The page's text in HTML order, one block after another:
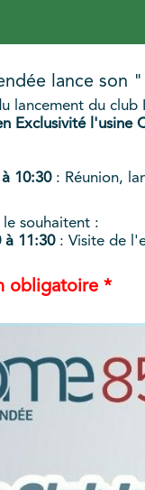
lance son
lancement du club
Exclusivité l'usine
10:30: Réunion,
souhaitent :
à 11:30: Visite de
obligatoire *